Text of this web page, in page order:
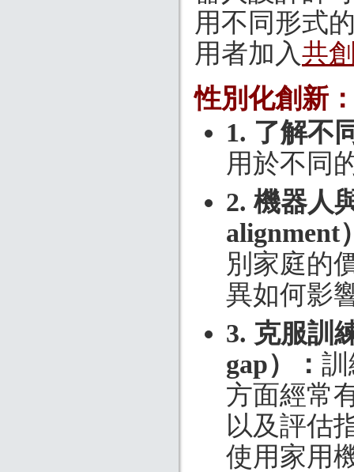
用不同形式
用者加入共
性別化創新
1. 了解不
用於不同
2. 機器人
alignment
別家庭的
異如何影
3. 克服訓
gap）：
方面經常
以及評估
使用家用